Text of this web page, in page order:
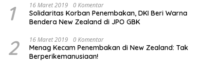
1 16 Maret 2019 0 Komentar
Solidaritas Korban Penembakan, DKI Beri Warna
Bendera New Zealand di JPO GBK
2 16 Maret 2019 0 Komentar
Menag Kecam Penembakan di New Zealand: Tak
Berperikemanusiaan!